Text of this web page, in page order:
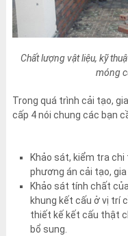
Chất lượng vật liệu, kỹ
móng
Trong quá trình cải tạo,
cấp 4 nói chung các bạn
Khảo sát, kiểm tra
phương án cải tạo, gia
Khảo sát tính chất
khung kết cấu ở vị trí
thiết kế kết cấu thật
bổ sung.